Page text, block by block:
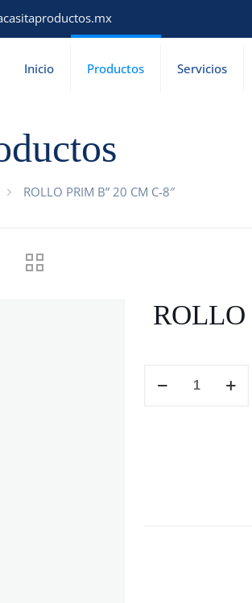
Inicio Productos Servicios
ROLLO PRIM B” 20 CM C-8″
ROLLO